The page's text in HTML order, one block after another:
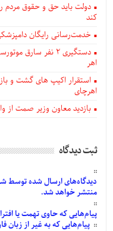
دولت باید حق و حقوق مردم
کند
خدمت‌رسانی رایگان
دستگيری ۲ نفر
اهر
استقرار اکیپ های گشت و
اهرچای
بازدید معاون وزیر صمت از
ثبت دیدگاه
دیدگاه‌هایارسالشدهتوسط
منتشر خواهد شد.
پیام‌هاییکه حاوی تهمت یا
پیام‌هاییکه به غیر از زبان